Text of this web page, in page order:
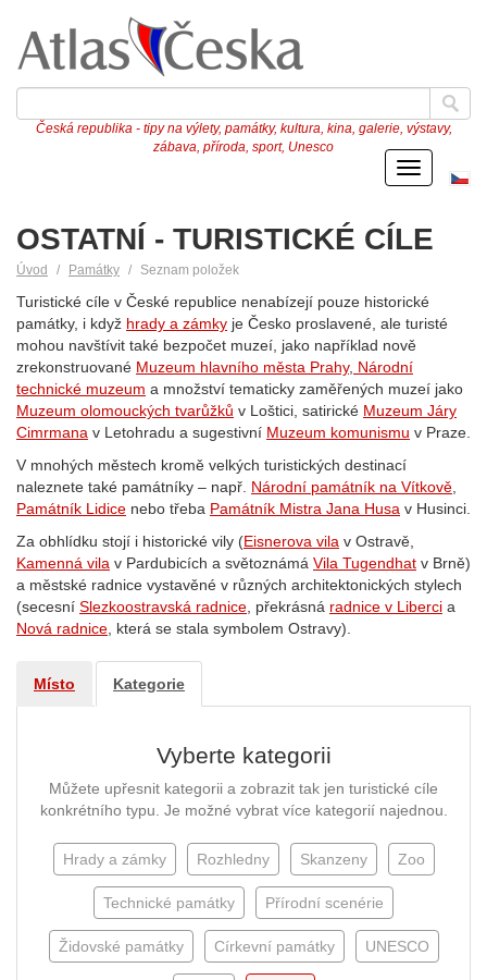
Česká republika - tipy na výlety, památky, kultura, kina, galerie, výstavy,
zábava, příroda, sport, Unesco
Menu
OSTATNÍ - TURISTICKÉ CÍLE
Úvod Památky Seznam položek
Turistické cíle v České republice nenabízejí pouze historické
památky, i když hrady a zámky je Česko proslavené, ale turisté
mohou navštívit také bezpočet muzeí, jako například nově
zrekonstruované Muzeum hlavního města Prahy, Národní
technické muzeum a množství tematicky zaměřených muzeí jako
Muzeum olomouckých tvarůžků v Loštici, satirické Muzeum Járy
Cimrmana v Letohradu a sugestivní Muzeum komunismu v Praze.
V mnohých městech kromě velkých turistických destinací
naleznete také památníky – např. Národní památník na Vítkově
Památník Lidice nebo třeba Památník Mistra Jana Husa v Husinci.
Za obhlídku stojí i historické vily (Eisnerova vila v Ostravě,
Kamenná vila v Pardubicích a světoznámá Vila Tugendhat v Brně)
a městské radnice vystavěné v různých architektonických stylech
(secesní Slezkoostravská radnice , překrásná radnice v Liberci a
Nová radnice , která se stala symbolem Ostravy).
Místo Kategorie
Vyberte kategorii
Můžete upřesnit kategorii a zobrazit tak jen turistické cíle
konkrétního typu. Je možné vybrat více kategorií najednou.
Hrady a zámky Rozhledny Skanzeny Zoo
Technické památky Přírodní scenérie
Židovské památky Církevní památky UNESCO